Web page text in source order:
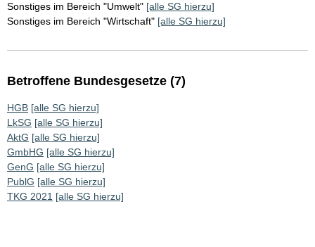
Sonstiges im Bereich "Umwelt" [alle SG hierzu]
Sonstiges im Bereich "Wirtschaft" [alle SG hierzu]
Betroffene Bundesgesetze (7)
HGB [alle SG hierzu]
LkSG [alle SG hierzu]
AktG [alle SG hierzu]
GmbHG [alle SG hierzu]
GenG [alle SG hierzu]
PublG [alle SG hierzu]
TKG 2021 [alle SG hierzu]